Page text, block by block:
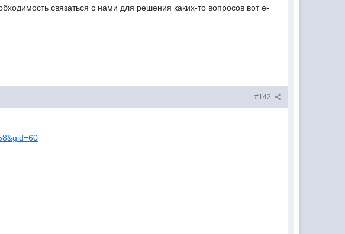
связаться с нами для решения каких-то вопросов вот e-
#142